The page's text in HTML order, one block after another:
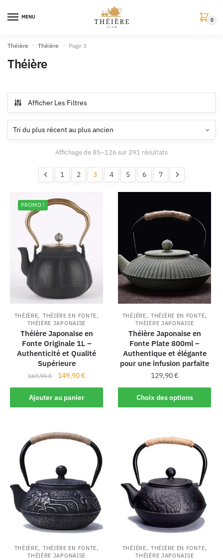
MENU
0
Théière » Théière » Page 3
Théière
Afficher Les Filtres
Affichage de 85–126 sur 291 résultats
1 2 3 4 5 6 7
PROMO !
THÉIÈRE, THÉIÈRE EN FONTE,
THÉIÈRE JAPONAISE
Théière Japonaise en
Fonte Originale 1L –
Authenticité et Qualité
Supérieure
169,90€ 149,90€
Ajouter au panier
THÉIÈRE,THÉIÈRE EN FONTE,
THÉIÈRE JAPONAISE
Théière Japonaise en
Fonte Plate 800ml –
Authentique et élégante
pour une infusion parfaite
129,90€
Choix des options
THÉIÈRE, THÉIÈRE EN FONTE,
THÉIÈRE JAPONAISE
THÉIÈRE,THÉIÈRE EN FONTE,
THÉIÈRE JAPONAISE